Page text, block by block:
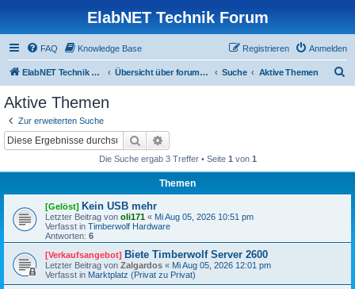
ElabNET Technik Forum
FAQ Knowledge Base Anmelden
Registrieren
ElabNET Technik Forum Übersicht über forum.timberwolf.io Suche Aktive Themen
Aktive Themen
Zur erweiterten Suche
Suche
Die Suche ergab 3 Treffer • Seite 1 von 1
Themen
[Gelöst] Kein USB mehr
Letzter Beitrag von oli171 « Mi Aug 05, 2026 10:51 pm
Verfasst in Timberwolf Hardware
Antworten: 6
[Verkaufsangebot] Biete Timberwolf Server 2600
Letzter Beitrag von Zalgardos « Mi Aug 05, 2026 12:01 pm
Verfasst in Marktplatz (Privat zu Privat)